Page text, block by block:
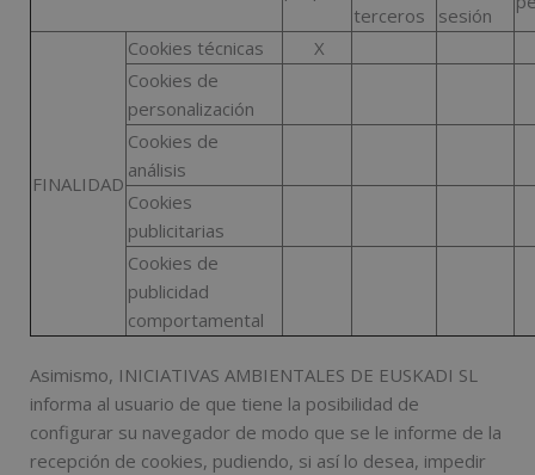
terceros
sesión
FINALIDAD
Cookies técnicas
X
Cookies de
personalización
Cookies de
análisis
Cookies
publicitarias
Cookies de
publicidad
comportamental
Asimismo, INICIATIVAS AMBIENTALES DE EUSKADI SL
informa al usuario de que tiene la posibilidad de
configurar su navegador de modo que se le informe de la
recepción de cookies, pudiendo, si así lo desea, impedir